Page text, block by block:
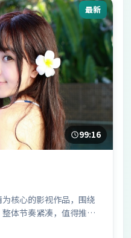
最新
99:16
核心的影视作品，围绕
体节奏紧凑，值得推荐